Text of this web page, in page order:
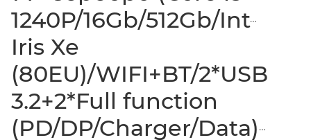
1240P/16Gb/512Gb/Intel
Iris Xe
(80EU)/WIFI+BT/2*USB
3.2+2*Full function
(PD/DP/Charger/Data)+